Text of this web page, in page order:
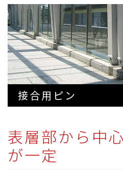
接合用ピン
表層部から中
が一定